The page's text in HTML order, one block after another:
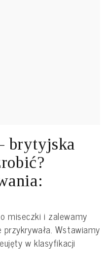
brytyjska
miseczki i zalewamy
Wstawiamy
w klasyfikacji